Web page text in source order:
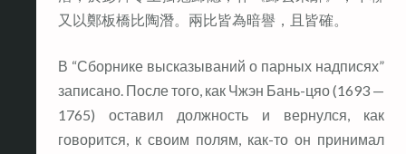
又以鄭板橋比陶潛。兩比皆為暗譽，且皆確。
В “Сборнике высказываний о парных надписях”
записано. После того, как Чжэн Бань-цяо (1693 —
1765) оставил должность и вернулся, как
говорится, к своим полям, как-то он принимал